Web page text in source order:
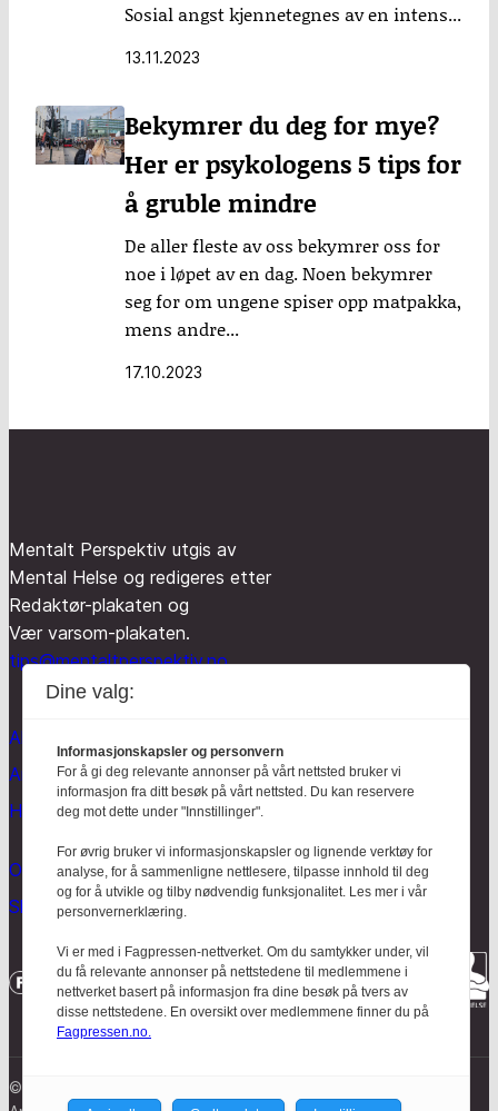
Sosial angst kjennetegnes av en intens...
13.11.2023
Bekymrer du deg for mye?
Her er psykologens 5 tips for
å gruble mindre
De aller fleste av oss bekymrer oss for
noe i løpet av en dag. Noen bekymrer
seg for om ungene spiser opp matpakka,
mens andre...
17.10.2023
Mentalt Perspektiv utgis av
Mental Helse og redigeres etter
Redaktør-plakaten og
Vær varsom-plakaten.
tips@mentaltperspektiv.no
Aktuelt
Anmeldt
Hodebry
Om oss
Skrive for Hodebry
© Mentalt Perspektiv 2023
Dine valg:
Informasjonskapsler og personvern
For å gi deg relevante annonser på vårt nettsted bruker vi
informasjon fra ditt besøk på vårt nettsted. Du kan reservere
deg mot dette under "Innstillinger".
For øvrig bruker vi informasjonskapsler og lignende verktøy for
analyse, for å sammenligne nettlesere, tilpasse innhold til deg
og for å utvikle og tilby nødvendig funksjonalitet. Les mer i vår
personvernerklæring.
Vi er med i Fagpressen-nettverket. Om du samtykker under, vil
du få relevante annonser på nettstedene til medlemmene i
nettverket basert på informasjon fra dine besøk på tvers av
disse nettstedene. En oversikt over medlemmene finner du på
Fagpressen.no.